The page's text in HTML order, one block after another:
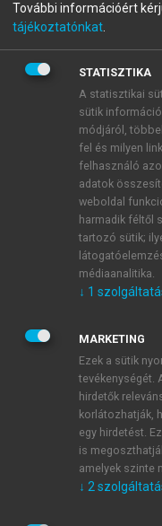
A regisztráció után a
BELÉPÉS
ÚJ FIÓK
1 óra díjmentes
E-MAIL-CÍM
JELSZÓ
JELSZÓ ÚJRA
Kérek értesítést a
Kérek értesítést az
További információért
tájékoztatónkat
STATISZTIKA
A statisztikai
sütik
módjáról,
fel és milyen
felhasználó
adatok
weboldal
harmadik féltől
tartozó sütik;
médiaanalitika.
↓ 1
MARKETING
Ezek a sütik
tevékenységét.
hirdetők
korlátozhatják,
egy hirdetést.
is
amelyek szinte
↓ 2